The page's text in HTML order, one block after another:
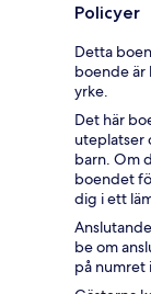
Policyer
Detta
boende är
yrke.
Det här
uteplatser
barn. Om
boendet
dig i ett
be om
på numret